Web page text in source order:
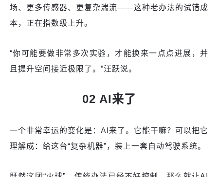
场、更多传感器、更复杂湍流——这种老办法的试错成
本，正在指数级上升。
“你可能要做非常多次实验，才能换来一点点进展，并
且提升空间接近极限了。”汪跃说。
02 AI来了
一个非常幸运的变化是：AI来了。它能干嘛？可以把它
理解成：给这台“复杂机器”，装上一套自动驾驶系统。